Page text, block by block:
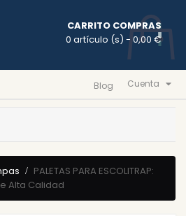
CARRITO COMPRAS
0 artículo (s) - 0,00 €
Cuenta 
Blog
PALETAS PARA ESCOLITRAP:
Alta Calidad